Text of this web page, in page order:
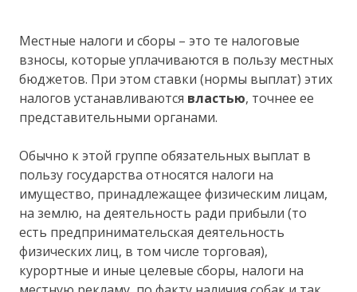
Местные налоги и сборы – это те налоговые
взносы, которые уплачиваются в пользу местных
бюджетов. При этом ставки (нормы выплат) этих
налогов устанавливаются властью, точнее ее
представительными органами.
Обычно к этой группе обязательных выплат в
пользу государства относятся налоги на
имущество, принадлежащее физическим лицам,
на землю, на деятельность ради прибыли (то
есть предпринимательская деятельность
физических лиц, в том числе торговая),
курортные и иные целевые сборы, налоги на